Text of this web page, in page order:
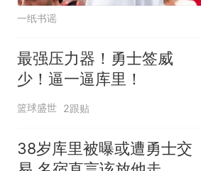
一纸书谣
最强压力器！勇士签威
少！逼一逼库里！
篮球盛世 2跟贴
38岁库里被曝或遭勇士交